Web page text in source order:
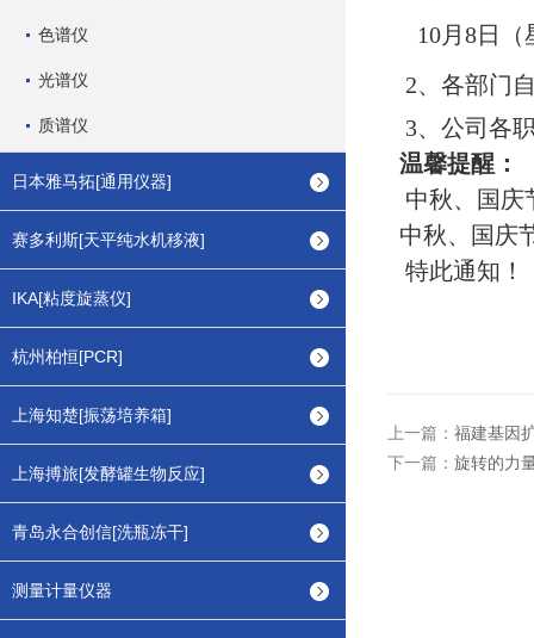
色谱仪
光谱仪
质谱仪
日本雅马拓[通用仪器]
赛多利斯[天平纯水机移液]
IKA[粘度旋蒸仪]
杭州柏恒[PCR]
上海知楚[振荡培养箱]
上海搏旅[发酵罐生物反应]
青岛永合创信[洗瓶冻干]
测量计量仪器
10月8日（
2、 各部门
3、公司各
温馨提醒：
中秋、国庆
中秋、国庆
特此通知！
上一篇： 福建基因
下一篇： 旋转的力